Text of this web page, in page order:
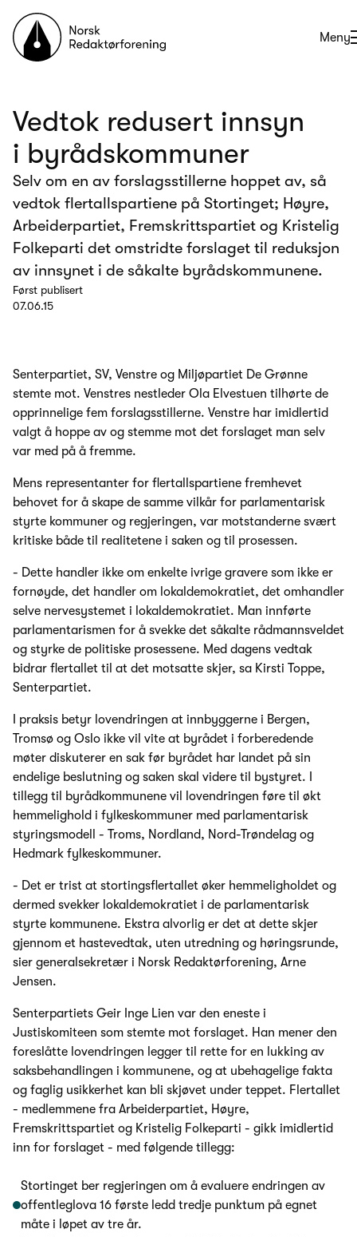
Til forsiden
Åpne
Meny
Vedtok redusert innsyn
i byrådskommuner
Selv om en av forslagsstillerne hoppet av, så
vedtok flertallspartiene på Stortinget; Høyre,
Arbeiderpartiet, Fremskrittspartiet og Kristelig
Folkeparti det omstridte forslaget til reduksjon
av innsynet i de såkalte byrådskommunene.
Først publisert
07.06.15
Senterpartiet, SV, Venstre og Miljøpartiet De Grønne
stemte mot. Venstres nestleder Ola Elvestuen tilhørte de
opprinnelige fem forslagsstillerne. Venstre har imidlertid
valgt å hoppe av og stemme mot det forslaget man selv
var med på å fremme.
Mens representanter for flertallspartiene fremhevet
behovet for å skape de samme vilkår for parlamentarisk
styrte kommuner og regjeringen, var motstanderne svært
kritiske både til realitetene i saken og til prosessen.
- Dette handler ikke om enkelte ivrige gravere som ikke er
fornøyde, det handler om lokaldemokratiet, det omhandler
selve nervesystemet i lokaldemokratiet. Man innførte
parlamentarismen for å svekke det såkalte rådmannsveldet
og styrke de politiske prosessene. Med dagens vedtak
bidrar flertallet til at det motsatte skjer, sa Kirsti Toppe,
Senterpartiet.
I praksis betyr lovendringen at innbyggerne i Bergen,
Tromsø og Oslo ikke vil vite at byrådet i forberedende
møter diskuterer en sak før byrådet har landet på sin
endelige beslutning og saken skal videre til bystyret. I
tillegg til byrådkommunene vil lovendringen føre til økt
hemmelighold i fylkeskommuner med parlamentarisk
styringsmodell - Troms, Nordland, Nord-Trøndelag og
Hedmark fylkeskommuner.
- Det er trist at stortingsflertallet øker hemmeligholdet og
dermed svekker lokaldemokratiet i de parlamentarisk
styrte kommunene. Ekstra alvorlig er det at dette skjer
gjennom et hastevedtak, uten utredning og høringsrunde,
sier generalsekretær i Norsk Redaktørforening, Arne
Jensen.
Senterpartiets Geir Inge Lien var den eneste i
Justiskomiteen som stemte mot forslaget. Han mener den
foreslåtte lovendringen legger til rette for en lukking av
saksbehandlingen i kommunene, og at ubehagelige fakta
og faglig usikkerhet kan bli skjøvet under teppet. Flertallet
- medlemmene fra Arbeiderpartiet, Høyre,
Fremskrittspartiet og Kristelig Folkeparti - gikk imidlertid
inn for forslaget - med følgende tillegg:
Stortinget ber regjeringen om å evaluere endringen av
offentleglova 16 første ledd tredje punktum på egnet
måte i løpet av tre år.